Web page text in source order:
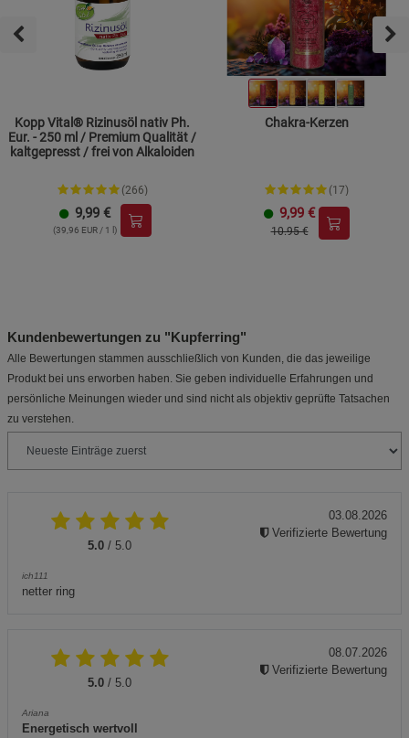
Kopp Vital® Rizinusöl nativ Ph.
Eur. - 250 ml / Premium Qualität /
kaltgepresst / frei von Alkaloiden
(266)
9,99 €
(39,96 EUR / 1 l)
Chakra-Kerzen
(17)
9,99 €
10.95 €
Kundenbewertungen zu "Kupferring"
Alle Bewertungen stammen ausschließlich von Kunden, die das jeweilige
Produkt bei uns erworben haben. Sie geben individuelle Erfahrungen und
persönliche Meinungen wieder und sind nicht als objektiv geprüfte Tatsachen
zu verstehen.
5.0 / 5.0
ich111
netter ring
03.08.2026
Verifizierte Bewertung
5.0 / 5.0
Ariana
Energetisch wertvoll
08.07.2026
Verifizierte Bewertung
anzeigen
Statistik Cookies
Cookie-Informationen
Marketing Cookies (3) Marketing Cookies
Beschreibung Marketing Cookies